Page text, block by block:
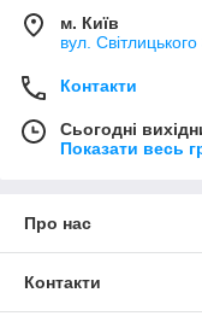
м. Київ
вул.
Контакти
Сьогодні
Показати весь
Про нас
Контакти